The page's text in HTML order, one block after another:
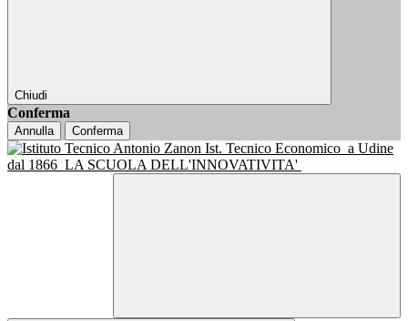
Chiudi
Conferma
Annulla Conferma
Ist. Tecnico Economico a Udine
dal 1866 LA SCUOLA DELL'INNOVATIVITA'